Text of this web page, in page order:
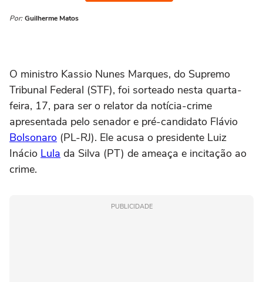
Por: Guilherme Matos
O ministro Kassio Nunes Marques, do Supremo
Tribunal Federal (STF), foi sorteado nesta quarta-
feira, 17, para ser o relator da notícia-crime
apresentada pelo senador e pré-candidato Flávio
Bolsonaro (PL-RJ). Ele acusa o presidente Luiz
Inácio Lula da Silva (PT) de ameaça e incitação ao
crime.
PUBLICIDADE